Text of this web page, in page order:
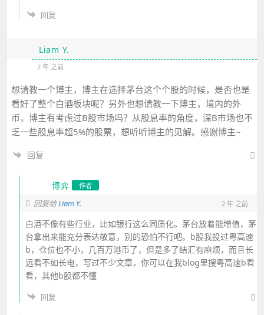
回复
Liam Y.
2 年 之前
想请教一个博主，博主在选择茅台这个个股的时候，是否也是
看好了整个白酒板块呢？另外也想请教一下博主，境内的外
币，博主有考虑过B股市场吗？从股息率的角度，深B市场也不
乏一些股息率超5%的股票，想听听博主的见解。感谢博主~
回复
博弈 作者
回复给Liam Y. 2 年 之前
白酒不像有些行业，比如银行这么同质化。茅台放着能增值，茅
台拿出来能充分表达敬意，别的恐怕不行吧。b股我投过粤高速
b，仓位也不小，几百万港币了，但是多了结汇有麻烦，而且长
远看不如长电，写过不少文章，你可以在我blog里搜粤高速b看
看，其他b股都不懂
回复